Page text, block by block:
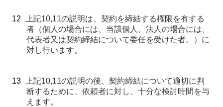
12 上記10,11の説明は、契約を締結する権限を有する
者（個人の場合には、当該個人。法人の場合には、
代表者又は契約締結について委任を受けた者。）に
対し行います。
13 上記10,11の説明の後、契約締結について適切に判
断するために、依頼者に対し、十分な検討時間を与
えます。